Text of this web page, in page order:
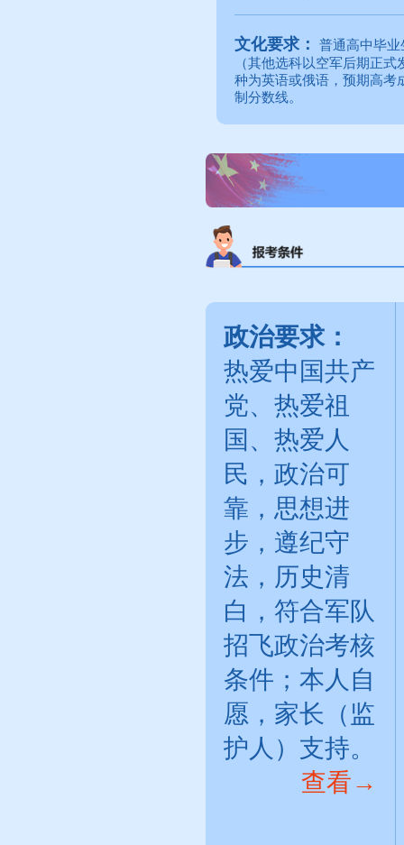
文化要求：
普通高中毕
（其他选科以空军后期正
种为英语或俄语，预期高考
制分数线。
政治要求：
热爱中国共产
党、热爱祖
国、热爱人
民，政治可
靠，思想进
步，遵纪守
法，历史清
白，符合军队
招飞政治考核
条件；本人自
愿，家长（监
护人）支持。
查看→